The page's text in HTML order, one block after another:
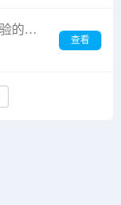
吃鸡卡盟辅助网：提升游戏体验的利器
查看